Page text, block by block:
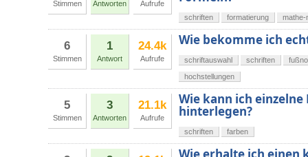
Stimmen Antworten Aufrufe
schriften formatierung mathe-
6
Stimmen
1
Antwort
24.4k
Aufrufe
Wie bekomme ich
schriftauswahl schriften
hochstellungen
5
Stimmen
3
Antworten
21.1k
Aufrufe
Wie kann ich
hinterlegen?
schriften farben